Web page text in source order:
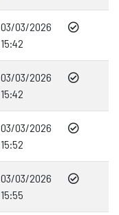
03/03/2026
15:42
03/03/2026
15:42
03/03/2026
15:52
03/03/2026
15:55